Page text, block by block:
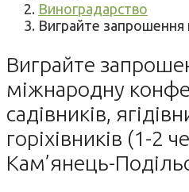
Виноградарство
Виграйте
Виграйте
міжнародну
садівників,
горіхівників (1-2
Кам’янець-